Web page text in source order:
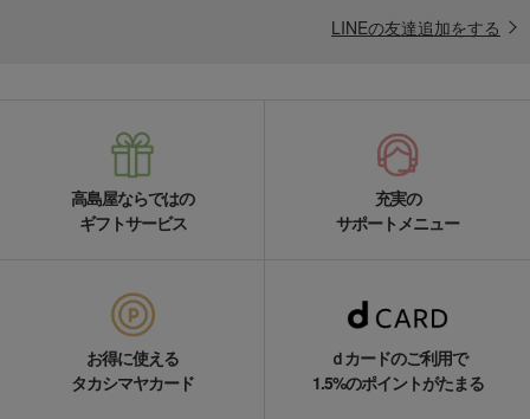
LINEの友達追加をする
高島屋ならではの
ギフトサービス
充実の
サポートメニュー
お得に使える
タカシマヤカード
ｄカードのご利用で
1.5%のポイントがたまる